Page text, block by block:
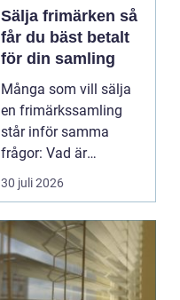
Sälja frimärken så
får du bäst betalt
för din samling
Många som vill sälja
en frimärkssamling
står inför samma
frågor: Vad är
samlingen värd? Var
vänder m...
30 juli 2026